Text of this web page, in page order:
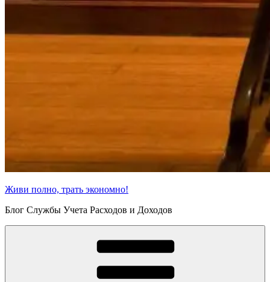
Живи полно, трать экономно!
Блог Службы Учета Расходов и Доходов